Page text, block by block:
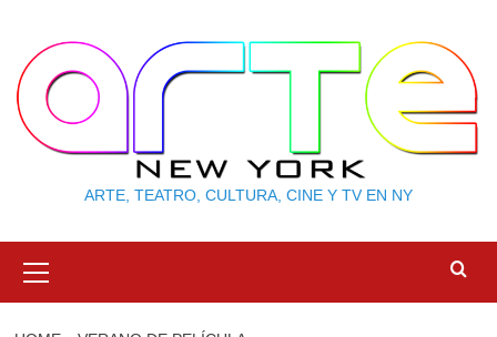
content
ARTE, TEATRO, CULTURA, CINE Y TV EN NY
Menu